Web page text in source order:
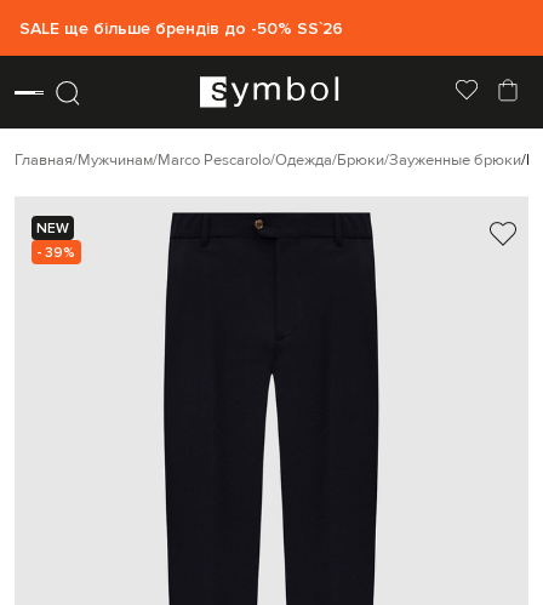
SALE ще більше брендів до -50% SS`26
Главная Мужчинам Marco Pescarolo Одежда Брюки Зауженные брюки
NEW
- 39%